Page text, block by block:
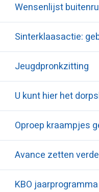
Wensenlijst
Sinterklaasactie:
Jeugdpronkzitting
U kunt hier het
Oproep kraampjes
Avance zetten
KBO jaarprogramma